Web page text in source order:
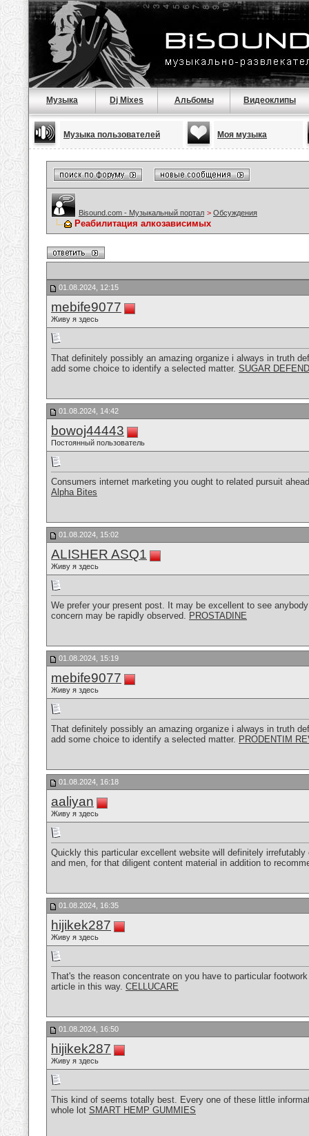
Музыка Dj Mixes Альбомы Видеоклипы
Музыка пользователей Моя музыка
Bisound.com - Музыкальный портал > Обсуждения
Реабилитация алкозависимых
01.08.2024, 12:15
mebife9077
Живу я здесь
That definitely possibly an amazing organize i always in truth
add some choice to identify a selected matter. SUGAR
01.08.2024, 14:42
bowoj44443
Постоянный пользователь
Consumers internet marketing you ought to related pursuit
Alpha Bites
01.08.2024, 15:02
ALISHER ASQ1
Живу я здесь
We prefer your present post. It may be excellent to see
concern may be rapidly observed. PROSTADINE
01.08.2024, 15:19
mebife9077
Живу я здесь
That definitely possibly an amazing organize i always in truth
add some choice to identify a selected matter. PRODENTIM
01.08.2024, 16:18
aaliyan
Живу я здесь
Quickly this particular excellent website will definitely
and men, for that diligent content material in addition to
01.08.2024, 16:35
hijikek287
Живу я здесь
That's the reason concentrate on you have to particular
article in this way. CELLUCARE
01.08.2024, 16:50
hijikek287
Живу я здесь
This kind of seems totally best. Every one of these little
whole lot SMART HEMP GUMMIES